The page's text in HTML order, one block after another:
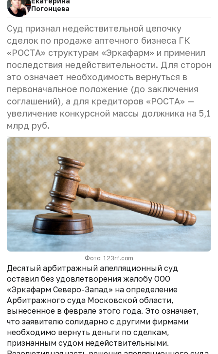
Погонцева
Суд признал недействительной цепочку
сделок по продаже аптечного бизнеса ГК
«РОСТА» структурам «Эркафарм» и применил
последствия недействительности. Для сторон
это означает необходимость вернуться в
первоначальное положение (до заключения
соглашений), а для кредиторов «РОСТА» —
увеличение конкурсной массы должника на 5,1
млрд руб.
Фото: 123rf.com
Десятый арбитражный апелляционный суд
оставил без удовлетворения жалобу ООО
«Эркафарм Северо-Запад» на определение
Арбитражного суда Московской области,
вынесенное в феврале этого года. Это означает,
что заявителю солидарно с другими фирмами
необходимо вернуть деньги по сделкам,
признанным судом недействительными.